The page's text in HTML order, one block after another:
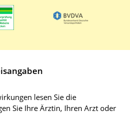
lesen Sie die
Sie Ihre Ärztin, Ihren Arzt oder